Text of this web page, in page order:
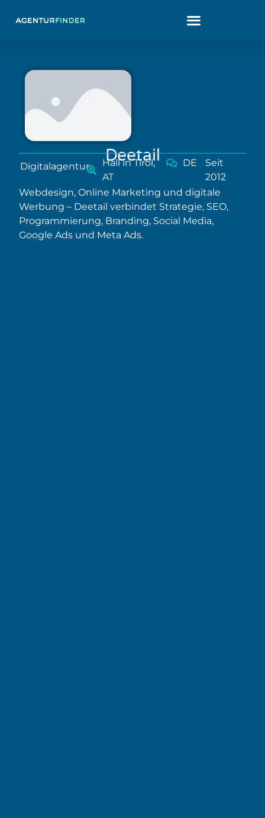
Deetail
Digitalagentur
Hall in Tirol,
AT
DE
Seit
2012
Webdesign, Online Marketing und digitale
Werbung – Deetail verbindet Strategie, SEO,
Programmierung, Branding, Social Media,
Google Ads und Meta Ads.